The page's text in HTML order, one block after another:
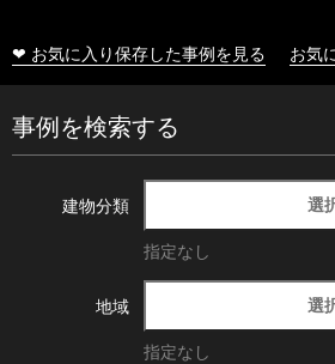
❤ お気に入り保存した事例を見る お気
事例を検索する
建物分類 選
指定なし
地域 選
指定なし